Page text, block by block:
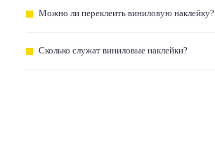
Можно ли переклеить виниловую наклейку?
Сколько служат виниловые наклейки?